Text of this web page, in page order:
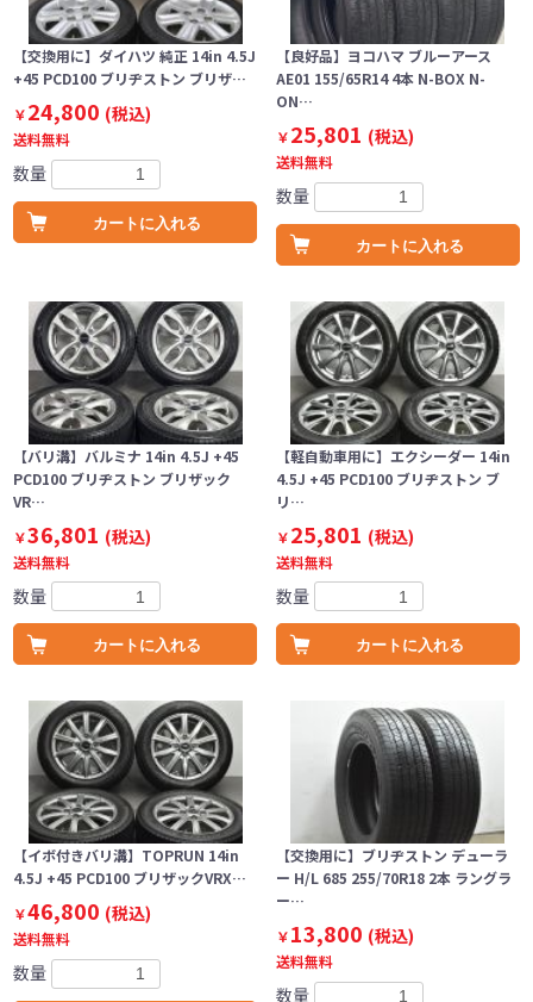
【交換用に】ダイハツ 純正 14in 4.5J
+45 PCD100 ブリヂストン ブリザ…
￥24,800 (税込)
送料無料
数量
カートに入れる
【良好品】ヨコハマ ブルーアース
AE01 155/65R14 4本 N-BOX N-
ON…
￥25,801 (税込)
送料無料
数量
カートに入れる
【バリ溝】バルミナ 14in 4.5J +45
PCD100 ブリヂストン ブリザック
VR…
￥36,801 (税込)
送料無料
数量
カートに入れる
【軽自動車用に】エクシーダー 14in
4.5J +45 PCD100 ブリヂストン ブ
リ…
￥25,801 (税込)
送料無料
数量
カートに入れる
【イボ付きバリ溝】TOPRUN 14in
4.5J +45 PCD100 ブリザックVRX…
￥46,800 (税込)
送料無料
数量
【交換用に】ブリヂストン デューラ
ー H/L 685 255/70R18 2本 ラングラ
ー…
￥13,800 (税込)
送料無料
数量